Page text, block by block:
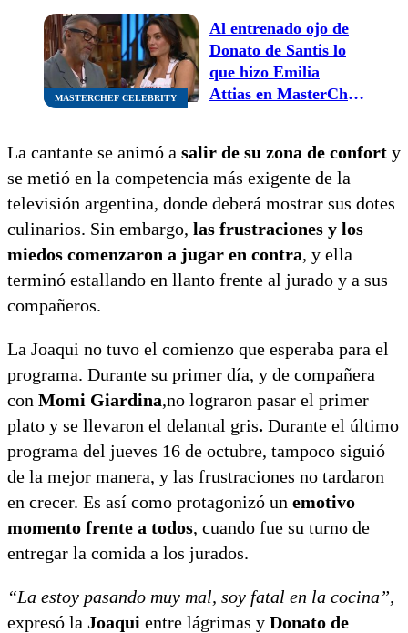
MASTERCHEF CELEBRITY
Al entrenado ojo de
Donato de Santis lo
que hizo Emilia
Attias en MasterChef
La cantante se animó a salir de su zona de confort y
se metió en la competencia más exigente de la
televisión argentina, donde deberá mostrar sus dotes
culinarios. Sin embargo, las frustraciones y los
miedos comenzaron a jugar en contra, y ella
terminó estallando en llanto frente al jurado y a sus
compañeros.
La Joaqui no tuvo el comienzo que esperaba para el
programa. Durante su primer día, y de compañera
con Momi Giardina,no lograron pasar el primer
plato y se llevaron el delantal gris. Durante el último
programa del jueves 16 de octubre, tampoco siguió
de la mejor manera, y las frustraciones no tardaron
en crecer. Es así como protagonizó un emotivo
momento frente a todos, cuando fue su turno de
entregar la comida a los jurados.
“La estoy pasando muy mal, soy fatal en la cocina”,
expresó la Joaqui entre lágrimas y Donato de